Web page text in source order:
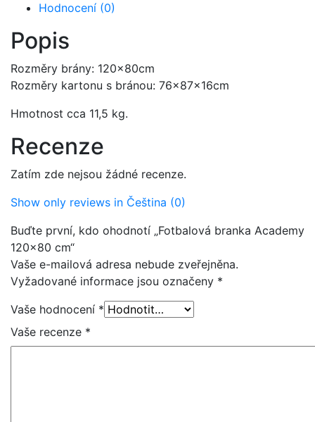
Hodnocení (0)
Popis
Rozměry brány: 120x80cm
Rozměry kartonu s bránou: 76x87x16cm
Hmotnost cca 11,5 kg.
Recenze
Zatím zde nejsou žádné recenze.
Show only reviews in Čeština (0)
Buďte první, kdo ohodnotí „Fotbalová branka Academy
120×80 cm“
Vaše e-mailová adresa nebude zveřejněna.
Vyžadované informace jsou označeny *
Vaše hodnocení *
Vaše recenze *